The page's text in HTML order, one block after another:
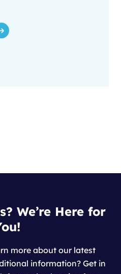
We’re Here for
more about our latest
information? Get in